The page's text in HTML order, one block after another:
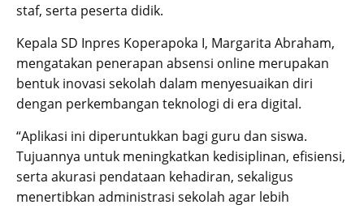
staf, serta peserta didik.
Kepala SD Inpres Koperapoka I, Margarita Abraham,
mengatakan penerapan absensi online merupakan
bentuk inovasi sekolah dalam menyesuaikan diri
dengan perkembangan teknologi di era digital.
“Aplikasi ini diperuntukkan bagi guru dan siswa.
Tujuannya untuk meningkatkan kedisiplinan, efisiensi,
serta akurasi pendataan kehadiran, sekaligus
menertibkan administrasi sekolah agar lebih